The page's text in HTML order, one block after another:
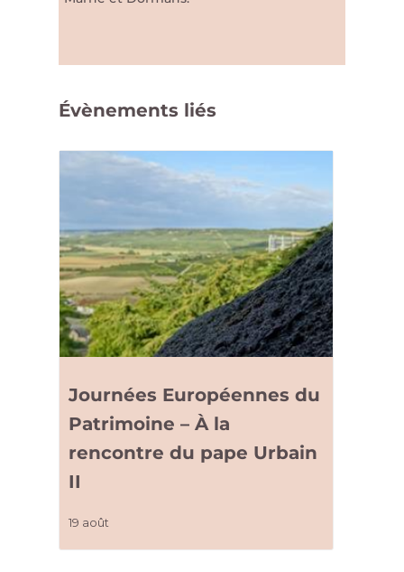
Évènements liés
Journées Européennes du
Patrimoine – À la
rencontre du pape Urbain
II
19 août